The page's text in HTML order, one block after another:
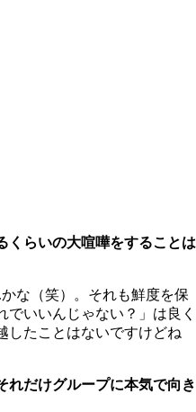
らいの大喧嘩をすることは
な（笑）。それも鮮度を保
いいんじゃない？」は良く
したことはないですけどね
だけグループに本気で向き